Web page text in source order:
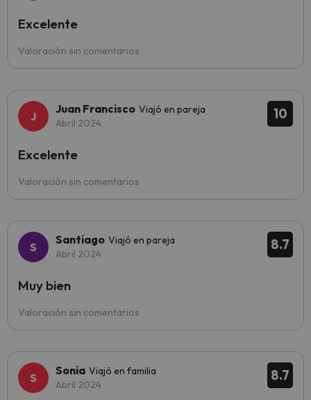
Valoración sin comentarios
Excelente
10
Juan Francisco Viajó en pareja
Abril 2024
Valoración sin comentarios
Excelente
8.7
Santiago Viajó en pareja
Abril 2024
Valoración sin comentarios
Muy bien
8.7
Sonia Viajó en familia
Abril 2024